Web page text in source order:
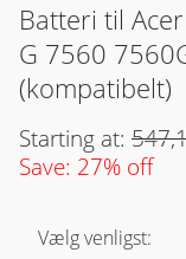
Batteri til
G 7560
(kompatibelt)
Starting at:
Save: 27% off
Vælg venligst: